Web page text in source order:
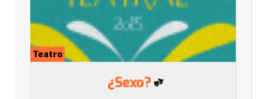
Teatro
¿Sexo?